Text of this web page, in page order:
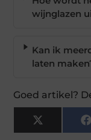
wijnglazen
Kan ik
laten
Goed artikel?
X
(Twitter)